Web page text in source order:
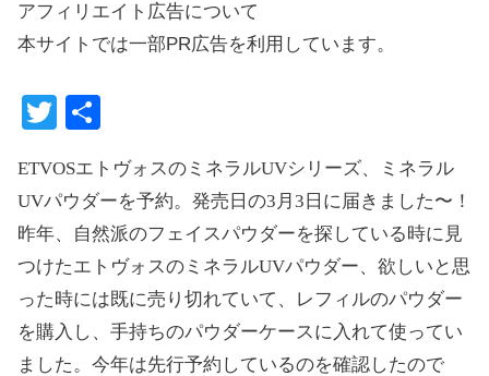
アフィリエイト広告について
本サイトでは一部PR広告を利用しています。
T
tte
r
ETVOSエトヴォスのミネラルUVシリーズ、ミネラル
UVパウダーを予約。発売日の3月3日に届きました〜！
昨年、自然派のフェイスパウダーを探している時に見
つけたエトヴォスのミネラルUVパウダー、欲しいと思
った時には既に売り切れていて、レフィルのパウダー
を購入し、手持ちのパウダーケースに入れて使ってい
ました。今年は先行予約しているのを確認したので